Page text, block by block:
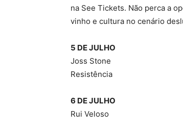
na See Tickets. Não perca a
vinho e cultura no cenário
5 DE JULHO
Joss Stone
Resistência
6 DE JULHO
Rui Veloso